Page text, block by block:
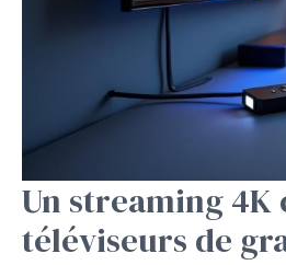
Un streaming 4K
téléviseurs de